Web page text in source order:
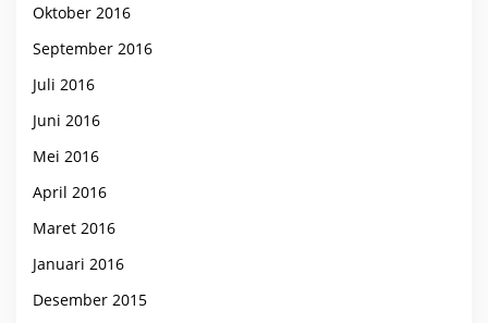
Oktober 2016
September 2016
Juli 2016
Juni 2016
Mei 2016
April 2016
Maret 2016
Januari 2016
Desember 2015